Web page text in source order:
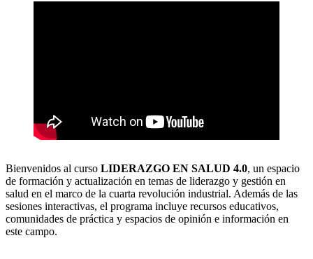
Bienvenidos al curso LIDERAZGO EN SALUD 4.0, un espacio
de formación y actualización en temas de liderazgo y gestión en
salud en el marco de la cuarta revolución industrial. Además de las
sesiones interactivas, el programa incluye recursos educativos,
comunidades de práctica y espacios de opinión e información en
este campo.